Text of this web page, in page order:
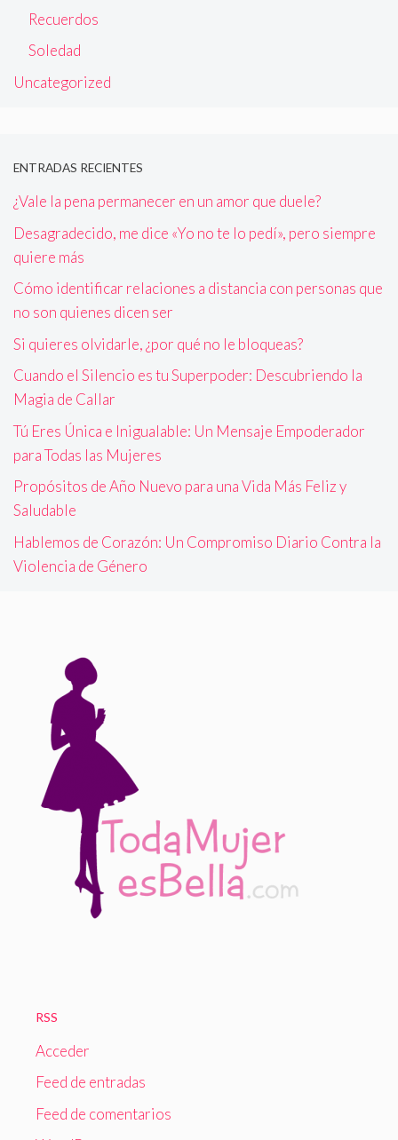
Recuerdos
Soledad
Uncategorized
ENTRADAS RECIENTES
¿Vale la pena permanecer en un amor que duele?
Desagradecido, me dice «Yo no te lo pedí», pero siempre
quiere más
Cómo identificar relaciones a distancia con personas que
no son quienes dicen ser
Si quieres olvidarle, ¿por qué no le bloqueas?
Cuando el Silencio es tu Superpoder: Descubriendo la
Magia de Callar
Tú Eres Única e Inigualable: Un Mensaje Empoderador
para Todas las Mujeres
Propósitos de Año Nuevo para una Vida Más Feliz y
Saludable
Hablemos de Corazón: Un Compromiso Diario Contra la
Violencia de Género
RSS
Acceder
Feed de entradas
Feed de comentarios